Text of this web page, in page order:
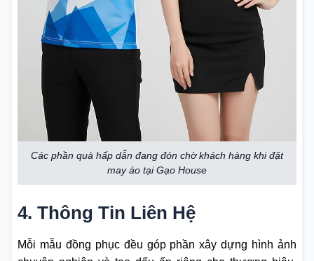
Các phần quà hấp dẫn đang đón chờ khách hàng khi đặt
may áo tại Gạo House
4. Thông Tin Liên Hệ
Mỗi mẫu đồng phục đều góp phần xây dựng hình ảnh